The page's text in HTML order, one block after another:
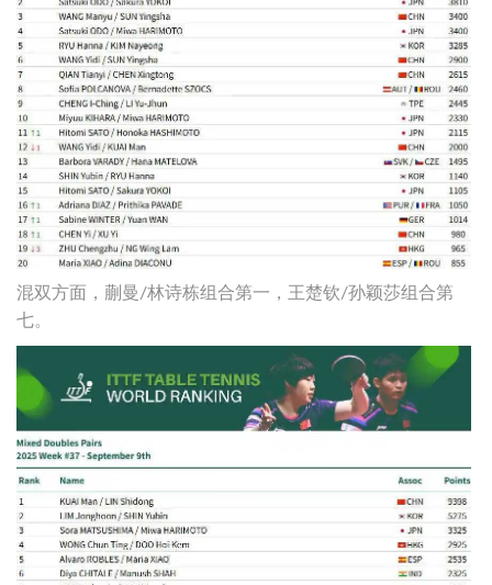
混双方面，蒯曼/林诗栋组合第一，王楚钦/孙颖莎组合第
七。